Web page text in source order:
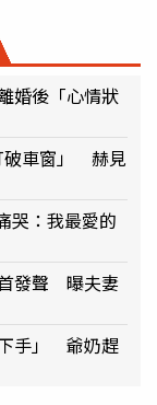
婚後「心情狀
破車窗」 赫見
哭：我最愛的
發聲 曝夫妻
手」 爺奶趕